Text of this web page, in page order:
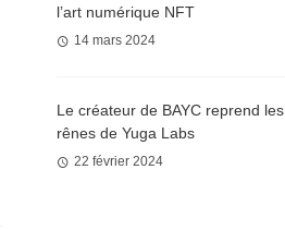
l’art numérique NFT
14 mars 2024
Le créateur de BAYC reprend les
rênes de Yuga Labs
22 février 2024